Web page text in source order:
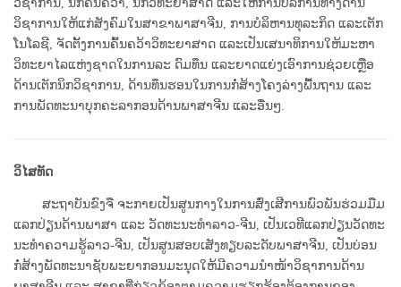
ວິຊາ​ການ​​​​​,​ ນັກຄົ້ນຄວ້າ, ນັກວິທະຍາສາດ ແລະໃຫ້ການບໍລິການທາງດ້ານ
ວິຊາການໃຫ້ແກ່ສັງຄົມໃນສາຂາພາສາຈີນ, ການບໍລິຫານທຸລະກິດ ແລະເຕັກ
ໂນ​​​​ໂລຊີ, ຈັດຕັ້ງການຄົ້ນຄວ້າວິທະຍາສາດ ແລະເປັນເສນາທິການໃຫ້ມະຫາ​​
ວິທະຍາໄລແຫ່ງຊາດໃນການລະ ດົມທຶນ ແລະຍາດແຍ່ງເອົາການຊ່ວຍເຫຼືອ
ດ້ານເຕັກນິກວິຊາການ, ດ້ານ​ທຶນຮອນໃນການກໍ່ສ້າງໂຄງລ່າງພື້ນຖານ ແລະ
ການພັດທະນາບຸກຄະລາກອນດ້ານພາສາຈີນ ແລະອື່ນໆ.
ວິໄສທັດ
ສະ​ຖາ​ບັນ​ຂົງຈື ຈະ​ກາຍເປັນ​ສູນກາງໃນການສົ່ງ​ເສີການພົວພັນຮ່ວມມືມ
ແລກປ່ຽນດ້ານພາສາ ແລະ ​ວັດທະນະ​ທໍາ​ລາວ-ຈີນ, ເປັນເວທີແລກປ່ຽນວັດທະ
ນະ​ທໍາຄວາມຮູ້​ລາວ-ຈີນ, ເປັນສູນສອບເສັງທຽບລະດັບພາສາຈີນ, ເປັນບ່ອນ
ກໍ່ສ້າງພັດທະນາຊັບພະຍາກອນມະນຸດໃຫ້ມີຄວາມນໍາໜ້າວິຊາການດ້ານ